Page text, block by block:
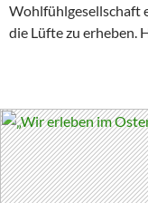
Wohlfühlgesellschaft
die Lüfte zu erheben.